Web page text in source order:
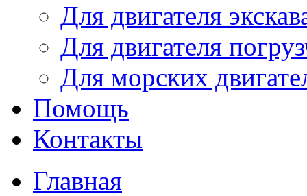
Для двигателя
Для двигателя
Для морских
Помощь
Контакты
Главная